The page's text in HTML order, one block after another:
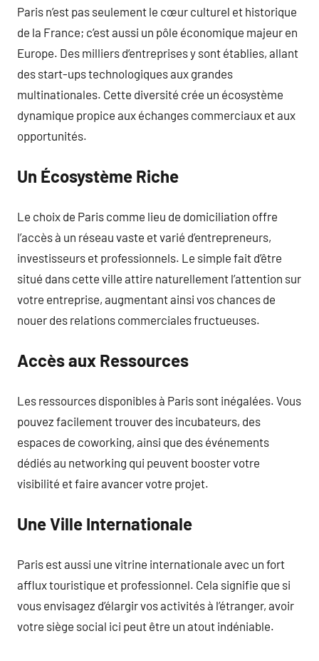
Paris n’est pas seulement le cœur culturel et historique
de la France; c’est aussi un pôle économique majeur en
Europe. Des milliers d’entreprises y sont établies, allant
des start-ups technologiques aux grandes
multinationales. Cette diversité crée un écosystème
dynamique propice aux échanges commerciaux et aux
opportunités.
Un Écosystème Riche
Le choix de Paris comme lieu de domiciliation offre
l’accès à un réseau vaste et varié d’entrepreneurs,
investisseurs et professionnels. Le simple fait d’être
situé dans cette ville attire naturellement l’attention sur
votre entreprise, augmentant ainsi vos chances de
nouer des relations commerciales fructueuses.
Accès aux Ressources
Les ressources disponibles à Paris sont inégalées. Vous
pouvez facilement trouver des incubateurs, des
espaces de coworking, ainsi que des événements
dédiés au networking qui peuvent booster votre
visibilité et faire avancer votre projet.
Une Ville Internationale
Paris est aussi une vitrine internationale avec un fort
afflux touristique et professionnel. Cela signifie que si
vous envisagez d’élargir vos activités à l’étranger, avoir
votre siège social ici peut être un atout indéniable.